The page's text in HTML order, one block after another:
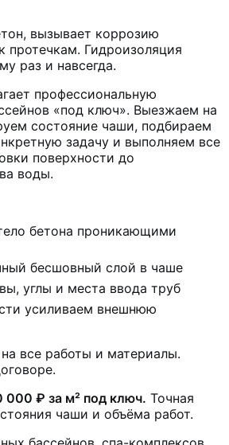
вызывает коррозию
протечкам. Гидроизоляция
раз и навсегда.
профессиональную
«под ключ». Выезжаем на
состояние чаши, подбираем
задачу и выполняем все
поверхности до
воды.
бетона проникающими
бесшовный слой в чаше
углы и места ввода труб
усиливаем внешнюю
на все работы и материалы.
₽ за м² под ключ. Точная
чаши и объёма работ.